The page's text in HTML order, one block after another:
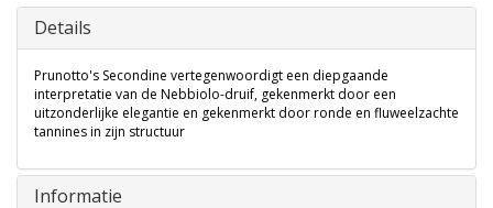
Details
Prunotto's Secondine vertegenwoordigt een diepgaande
interpretatie van de Nebbiolo-druif, gekenmerkt door een
uitzonderlijke elegantie en gekenmerkt door ronde en fluweelzachte
tannines in zijn structuur
Informatie